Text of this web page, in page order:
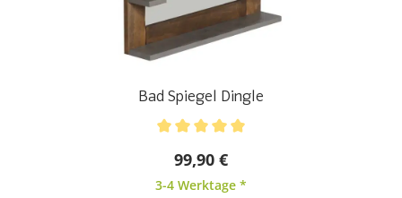
Bad Spiegel Dingle
99,90 €
3-4 Werktage *